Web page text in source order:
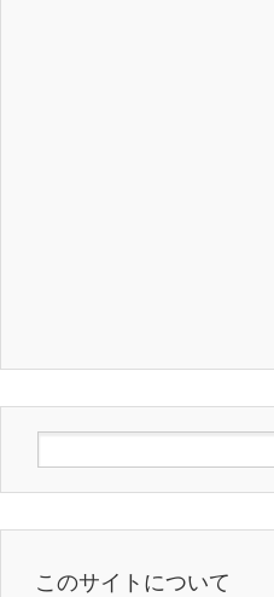
このサイトについて